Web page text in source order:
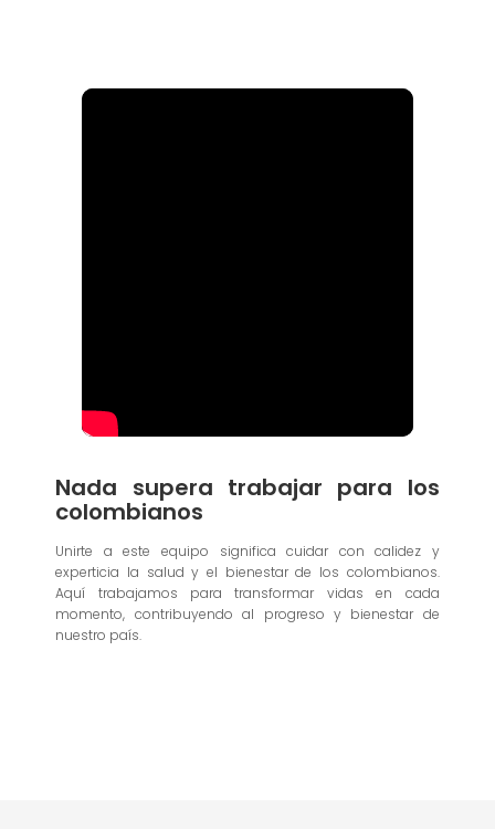
Nada supera trabajar para los
colombianos
Unirte a este equipo significa cuidar con calidez y
experticia la salud y el bienestar de los colombianos.
Aquí trabajamos para transformar vidas en cada
momento, contribuyendo al progreso y bienestar de
nuestro país.